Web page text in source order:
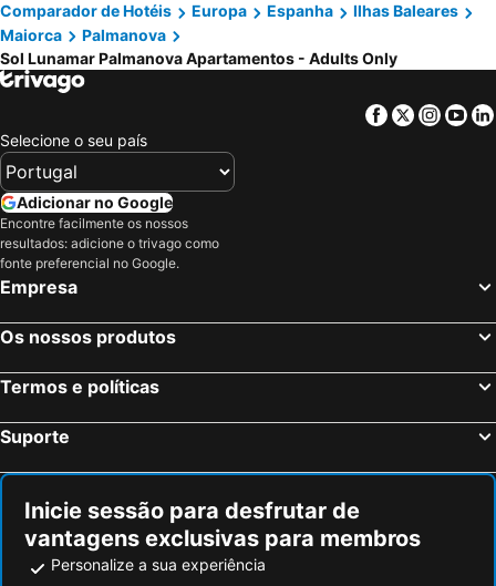
Comparador de Hotéis
Europa Espanha
Ilhas Baleares
Maiorca
Palmanova
Sol Lunamar Palmanova Apartamentos - Adults Only
Facebook
Twitter
Selecione o seu país
Adicionar no Google
Encontre facilmente os nossos
resultados: adicione o trivago como
fonte preferencial no Google.
Empresa
Os nossos produtos
Termos e políticas
Suporte
Inicie sessão para desfrutar de
vantagens exclusivas para membros
Personalize a sua experiência